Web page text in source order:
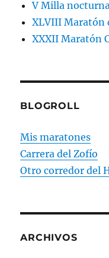
V Milla
XLVIII Maratón
XXXII Maratón
BLOGROLL
Mis maratones
Carrera del Zofío
Otro corredor del
ARCHIVOS